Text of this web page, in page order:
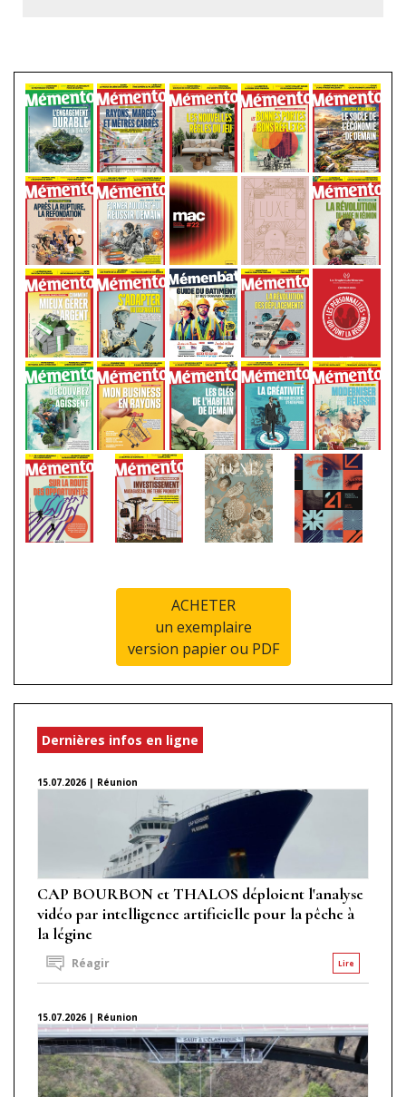
ACHETER
un exemplaire
version papier ou PDF
Dernières infos en ligne
15.07.2026 | Réunion
CAP BOURBON et THALOS déploient l'analyse
vidéo par intelligence artificielle pour la pêche à
la légine
Lire
Réagir
15.07.2026 | Réunion